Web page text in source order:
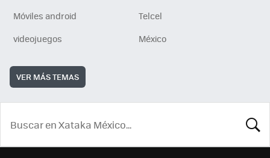
Móviles android
Telcel
videojuegos
México
VER MÁS TEMAS